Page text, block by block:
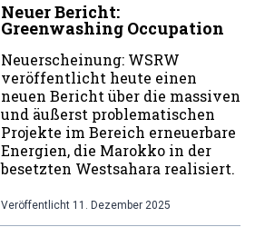
Neuer Bericht:
Greenwashing Occupation
Neuerscheinung: WSRW
veröffentlicht heute einen
neuen Bericht über die massiven
und äußerst problematischen
Projekte im Bereich erneuerbare
Energien, die Marokko in der
besetzten Westsahara realisiert.
Veröffentlicht 11. Dezember 2025